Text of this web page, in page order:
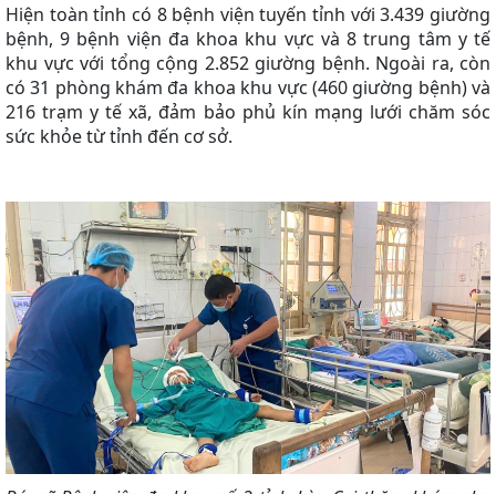
Hiện toàn tỉnh có 8 bệnh viện tuyến tỉnh với 3.439 giường
bệnh, 9 bệnh viện đa khoa khu vực và 8 trung tâm y tế
khu vực với tổng cộng 2.852 giường bệnh. Ngoài ra, còn
có 31 phòng khám đa khoa khu vực (460 giường bệnh) và
216 trạm y tế xã, đảm bảo phủ kín mạng lưới chăm sóc
sức khỏe từ tỉnh đến cơ sở.